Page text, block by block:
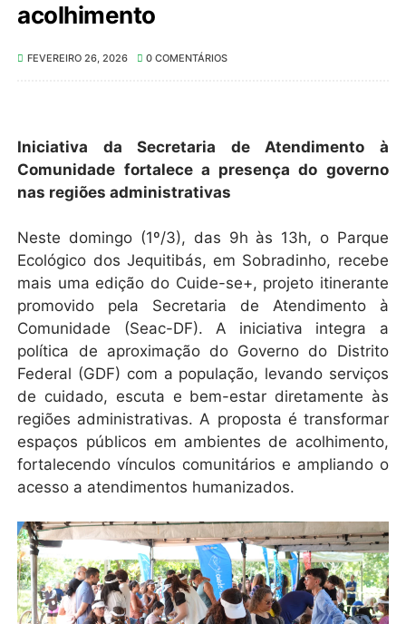
acolhimento
FEVEREIRO 26, 2026 0 COMENTÁRIOS
Iniciativa da Secretaria de Atendimento à
Comunidade fortalece a presença do governo
nas regiões administrativas
Neste domingo (1º/3), das 9h às 13h, o Parque
Ecológico dos Jequitibás, em Sobradinho, recebe
mais uma edição do Cuide-se+, projeto itinerante
promovido pela Secretaria de Atendimento à
Comunidade (Seac-DF). A iniciativa integra a
política de aproximação do Governo do Distrito
Federal (GDF) com a população, levando serviços
de cuidado, escuta e bem-estar diretamente às
regiões administrativas. A proposta é transformar
espaços públicos em ambientes de acolhimento,
fortalecendo vínculos comunitários e ampliando o
acesso a atendimentos humanizados.